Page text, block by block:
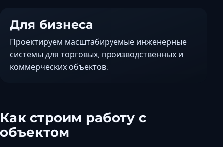
Для бизнеса
Проектируем масштабируемые инженерные
системы для торговых, производственных и
коммерческих объектов.
Как строим работу с
объектом